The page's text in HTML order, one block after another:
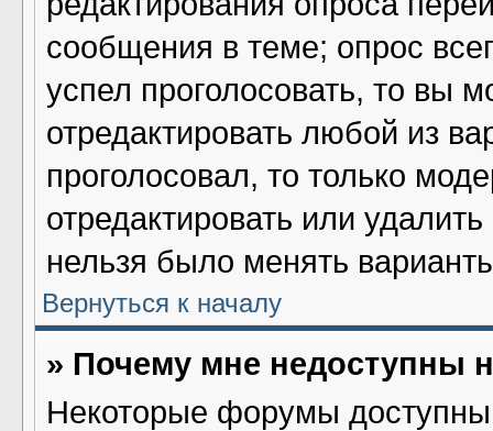
сообщения в теме; опрос
успел проголосовать, то вы
отредактировать любой из
проголосовал, то только
отредактировать или
нельзя было менять
Вернуться к началу
» Почему мне недоступны
Некоторые форумы